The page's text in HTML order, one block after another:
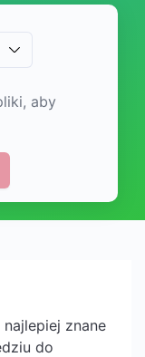
aby
znane
do